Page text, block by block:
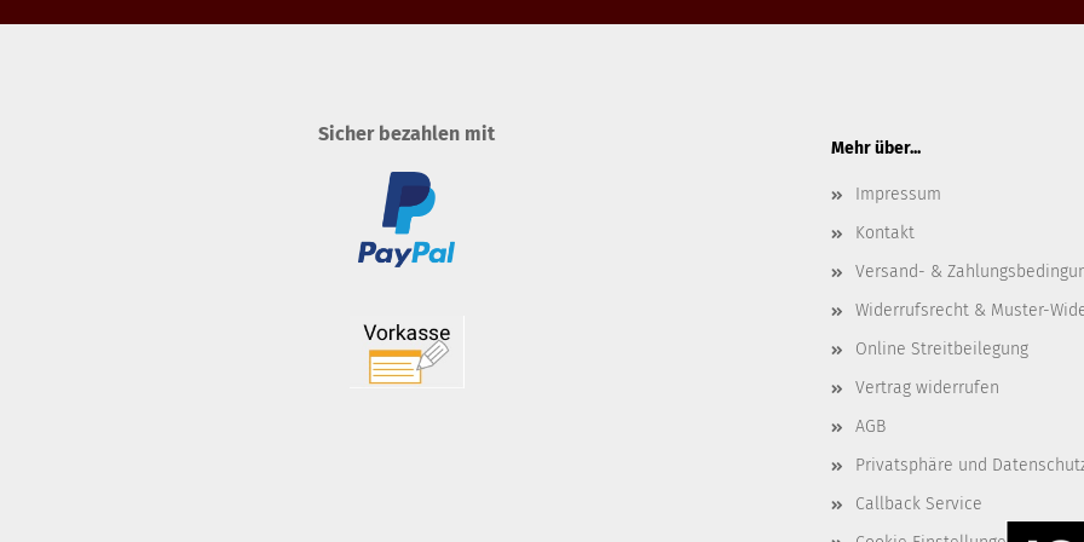
Sicher bezahlen mit
Mehr über...
Impressum
Kontakt
Versand- &
Widerrufsrecht & Muster-
Online Streitbeilegung
Vertrag widerrufen
AGB
Privatsphäre und
Callback Service